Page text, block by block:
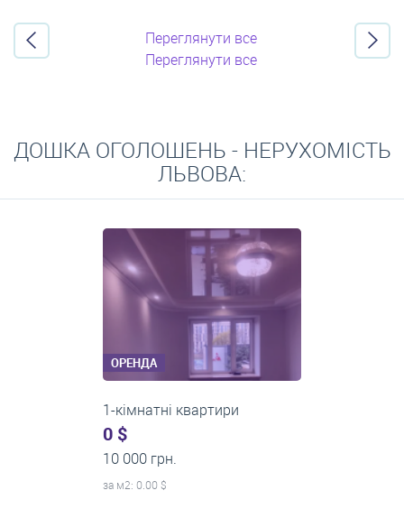
Переглянути все
Переглянути все
ДОШКА ОГОЛОШЕНЬ - НЕРУХОМІСТЬ
ЛЬВОВА:
ОРЕНДА
2-кімнатні квартири
0 $
16 000 грн.
за м2: 0.00 $